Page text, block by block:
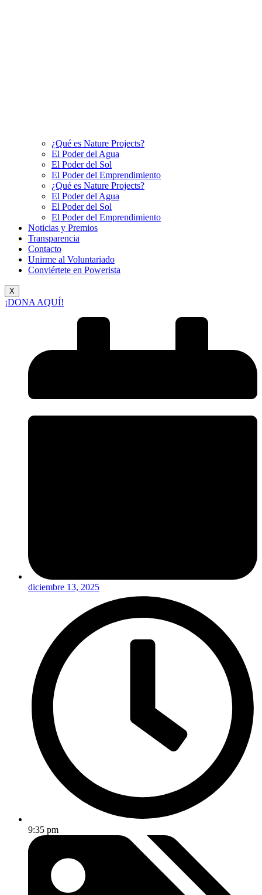
¿Qué es Nature Projects?
El Poder del Agua
El Poder del Sol
El Poder del Emprendimiento
¿Qué es Nature Projects?
El Poder del Agua
El Poder del Sol
El Poder del Emprendimiento
Noticias y Premios
Transparencia
Contacto
Unirme al Voluntariado
Conviértete en Powerista
X
¡DONA AQUÍ!
diciembre 13, 2025
9:35 pm